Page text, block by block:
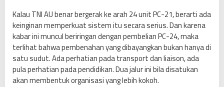
Kalau TNI AU benar bergerak ke arah 24 unit PC-21, berarti ada
keinginan memperkuat sistem itu secara serius. Dan karena
kabar ini muncul beriringan dengan pembelian PC-24, maka
terlihat bahwa pembenahan yang dibayangkan bukan hanya di
satu sudut. Ada perhatian pada transport dan liaison, ada
pula perhatian pada pendidikan. Dua jalur ini bila disatukan
akan membentuk organisasi yang lebih kokoh.